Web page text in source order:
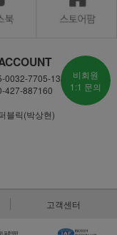
0032-7705-13
427-887160
블릭(박상현)
비회원
1:1 문의
고객센터